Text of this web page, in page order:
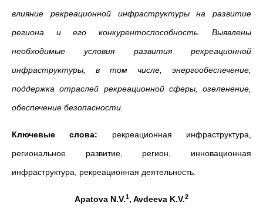
влияние рекреационной инфраструктуры на развитие
региона и его конкурентоспособность. Выявлены
необходимые условия развития рекреационной
инфраструктуры, в том числе, энергообеспечение,
поддержка отраслей рекреационной сферы, озеленение,
обеспечение безопасности.
Ключевые слова: рекреационная инфраструктура,
региональное развитие, регион, инновационная
инфраструктура, рекреационная деятельность.
Apatova N.V.1, Avdeeva K.V.2